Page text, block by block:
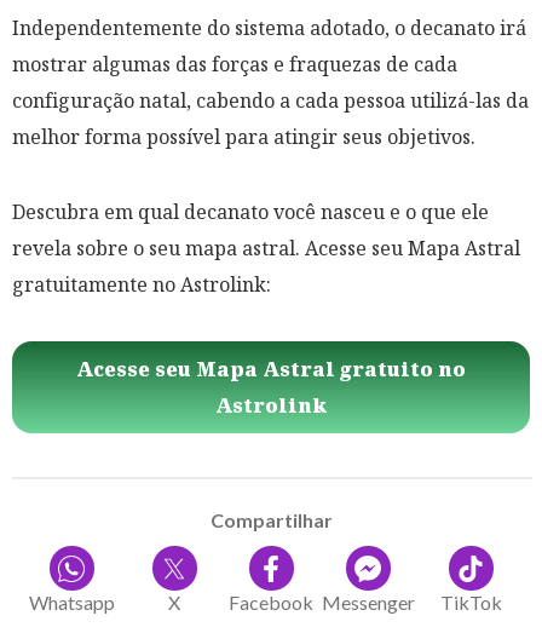
Independentemente do sistema adotado, o decanato irá
mostrar algumas das forças e fraquezas de cada
configuração natal, cabendo a cada pessoa utilizá-las da
melhor forma possível para atingir seus objetivos.
Descubra em qual decanato você nasceu e o que ele
revela sobre o seu mapa astral. Acesse seu Mapa Astral
gratuitamente no Astrolink:
Acesse seu Mapa Astral gratuito no
Astrolink
Compartilhar
Whatsapp X Facebook Messenger TikTok